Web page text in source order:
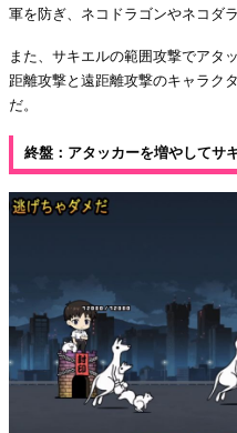
軍を防ぎ、ネコドラゴンやネコダ
また、サキエルの範囲攻撃でアタ
距離攻撃と遠距離攻撃のキャラク
だ。
終盤：アタッカーを増やしてサ